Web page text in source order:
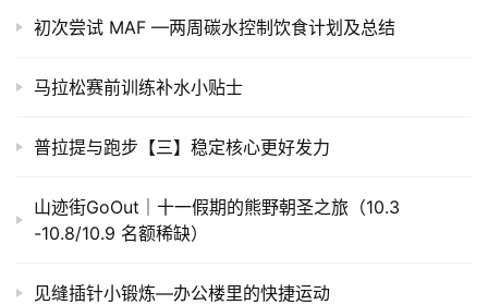
初次尝试 MAF —两周碳水控制饮食计划及总结
马拉松赛前训练补水小贴士
普拉提与跑步【三】稳定核心更好发力
山迹街GoOut｜十一假期的熊野朝圣之旅（10.3
-10.8/10.9 名额稀缺）
见缝插针小锻炼—办公楼里的快捷运动